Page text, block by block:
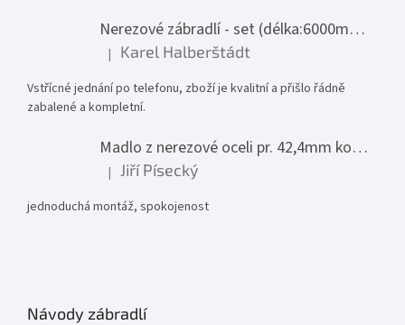
Nerezové zábradlí - set (délka:6000mm x výška:1000mm)
Hodnocení produktu je 5 z 5 hvězdiček.
| Karel Halberštádt
Vstřícné jednání po telefonu, zboží je kvalitní a přišlo řádně
zabalené a kompletní.
Madlo z nerezové oceli pr. 42,4mm komplet - model 0116 - 3000mm
Hodnocení produktu je 5 z 5 hvězdiček.
| Jiří Písecký
jednoduchá montáž, spokojenost
Návody zábradlí